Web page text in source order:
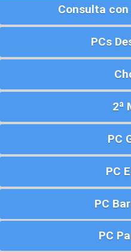
Consulta
PCs
2ª
PC
PC
PC
PC